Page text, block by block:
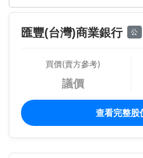
匯豐(台灣)商業銀行 公
買價(賣方參考)
議價
查看完整股